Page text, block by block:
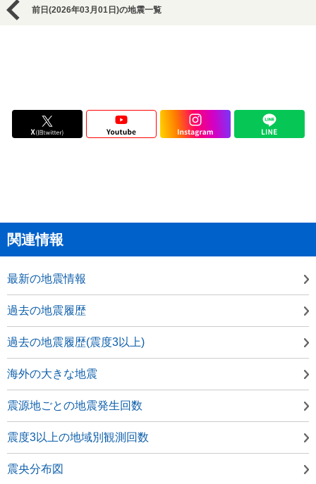
前日(2026年03月01日)の地震一覧
関連情報
最新の地震情報
過去の地震履歴
過去の地震履歴(震度3以上)
海外の大きな地震
震源地ごとの地震発生回数
震度3以上の地域別観測回数
震央分布図